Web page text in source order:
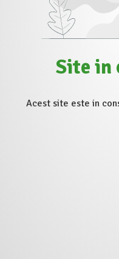
Site in
Acest site este in